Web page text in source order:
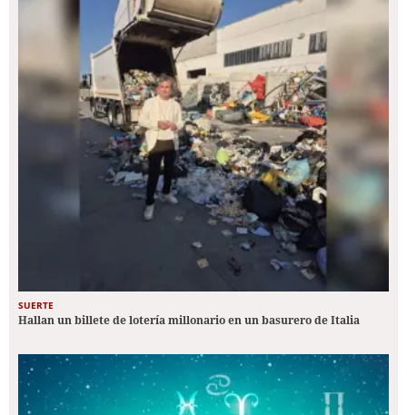
SUERTE
Hallan un billete de lotería millonario en un basurero de Italia